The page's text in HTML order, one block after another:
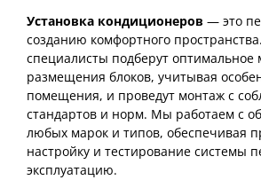
Установка кондиционеров — это
созданию комфортного
специалисты подберут оптимальное
размещения блоков, учитывая
помещения, и проведут монтаж с
стандартов и норм. Мы работаем с
любых марок и типов, обеспечивая
настройку и тестирование системы
эксплуатацию.